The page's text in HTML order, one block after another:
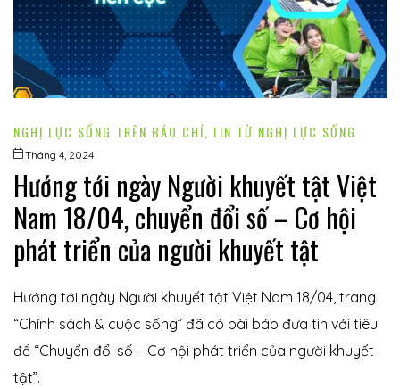
NGHỊ LỰC SỐNG TRÊN BÁO CHÍ TIN TỪ NGHỊ LỰC SỐNG
Tháng 4, 2024
Hướng tới ngày Người khuyết tật Việt
Nam 18/04, chuyển đổi số – Cơ hội
phát triển của người khuyết tật
Hướng tới ngày Người khuyết tật Việt Nam 18/04, trang
“Chính sách & cuộc sống” đã có bài báo đưa tin với tiêu
để “Chuyển đổi số – Cơ hội phát triển của người khuyết
tật”.